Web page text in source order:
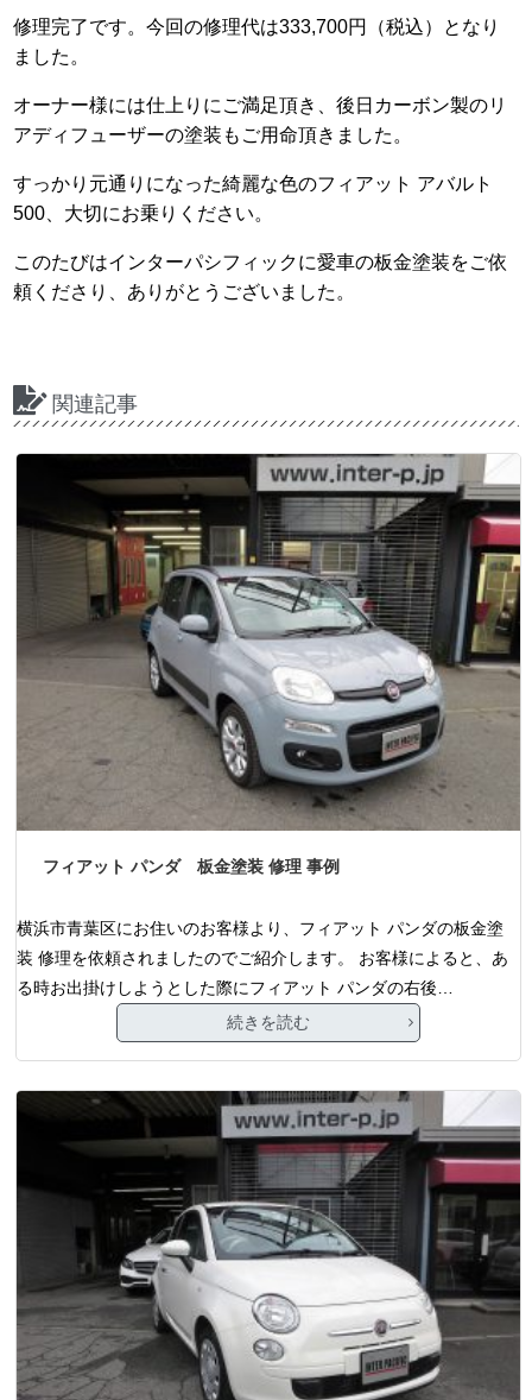
修理完了です。今回の修理代は333,700円（税込）となり
ました。
オーナー様には仕上りにご満足頂き、後日カーボン製のリ
アディフューザーの塗装もご用命頂きました。
すっかり元通りになった綺麗な色のフィアット アバルト
500、大切にお乗りください。
このたびはインターパシフィックに愛車の板金塗装をご依
頼くださり、ありがとうございました。
関連記事
フィアット パンダ 板金塗装 修理 事例
横浜市青葉区にお住いのお客様より、フィアット パンダの板金塗
装 修理を依頼されましたのでご紹介します。 お客様によると、あ
る時お出掛けしようとした際にフィアット パンダの右後…
続きを読む